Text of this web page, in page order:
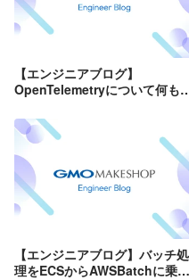
【エンジニアブログ】
OpenTelemetryについて何も
グ環境を構築してみた(Jaeger,
X-Ray)
【エンジニアブログ】バッチ処
理をECSからAWSBatchに乗り